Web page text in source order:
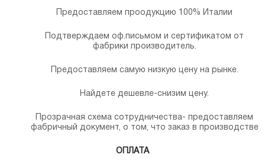
Предоставляем проодукцию 100% Италии
Подтверждаем оф.письмом и сертификатом от
фабрики производитель.
Предоставляем самую низкую цену на рынке.
Найдете дешевле-снизим цену.
Прозрачная схема сотрудничества- предоставляем
фабричный документ, о том, что заказ в производстве
ОПЛАТА